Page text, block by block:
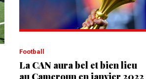
Football
La CAN aura bel et bien lieu
au Cameroun en janvier 2022